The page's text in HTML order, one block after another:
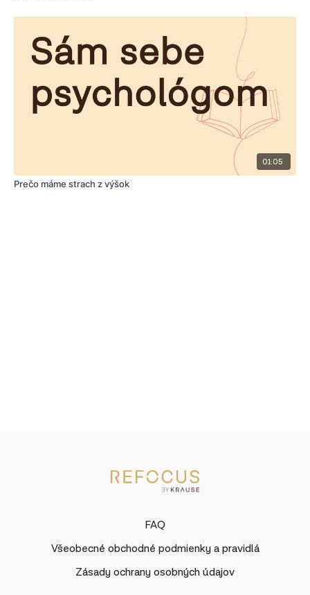
01:05
Prečo máme strach z výšok
FAQ
Všeobecné obchodné podmienky a pravidlá
Zásady ochrany osobných údajov